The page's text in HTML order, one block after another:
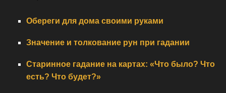
Обереги для дома своими руками
Значение и толкование рун при гадании
Старинное гадание на картах: «Что было? Что
есть? Что будет?»